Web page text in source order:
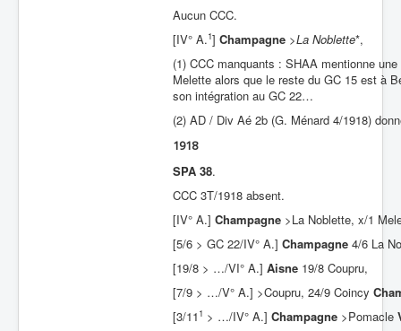
Aucun CCC.
[IV° A.1] Champagne >La Noblette*,
(1) CCC manquants : SHAA mentionne
Melette alors que le reste du GC 15 est à
son intégration au GC 22…
(2) AD / Div Aé 2b (G. Ménard 4/1918)
1918
SPA 38.
CCC 3T/1918 absent.
[IV° A.] Champagne >La Noblette, x/1
[5/6 > GC 22/IV° A.] Champagne 4/6 La
[19/8 > …/VI° A.] Aisne 19/8 Coupru,
[7/9 > …/V° A.] >Coupru, 24/9 Coincy
[3/11 1 > …/IV° A.] Champagne >Pomacle